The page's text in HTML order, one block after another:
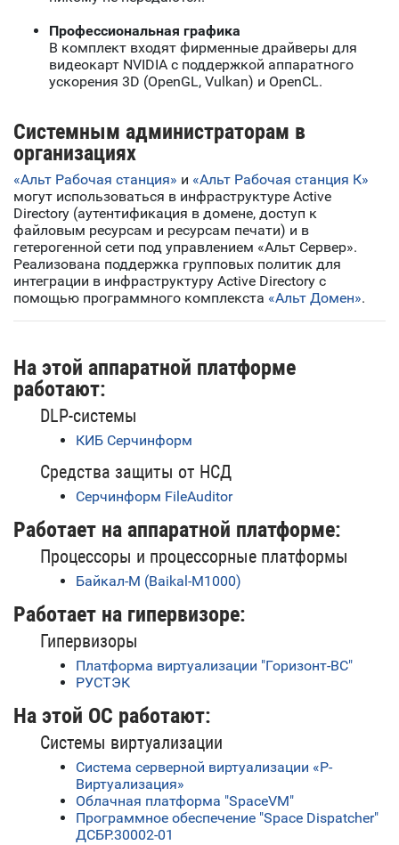
Профессиональная графика
В комплект входят фирменные драйверы для
видеокарт NVIDIA с поддержкой аппаратного
ускорения 3D (OpenGL, Vulkan) и OpenCL.
Системным администраторам в
организациях
«Альт Рабочая станция» и «Альт Рабочая станция К»
могут использоваться в инфраструктуре Active
Directory (аутентификация в домене, доступ к
файловым ресурсам и ресурсам печати) и в
гетерогенной сети под управлением «Альт Сервер».
Реализована поддержка групповых политик для
интеграции в инфраструктуру Active Directory с
помощью программного комплекста «Альт Домен».
На этой аппаратной платформе
работают:
DLP-системы
КИБ Серчинформ
Средства защиты от НСД
Серчинформ FileAuditor
Работает на аппаратной платформе:
Процессоры и процессорные платформы
Байкал-М (Baikal-M1000)
Работает на гипервизоре:
Гипервизоры
Платформа виртуализации "Горизонт-ВС"
РУСТЭК
На этой ОС работают:
Системы виртуализации
Система серверной виртуализации «Р-
Виртуализация»
Облачная платформа "SpaceVM"
Программное обеспечение "Space Dispatcher"
ДСБР.30002-01